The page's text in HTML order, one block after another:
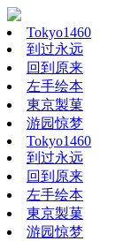
Tokyo1460
到过永远
回到原来
左手绘本
東京製菓
游园惊梦
Tokyo1460
到过永远
回到原来
左手绘本
東京製菓
游园惊梦